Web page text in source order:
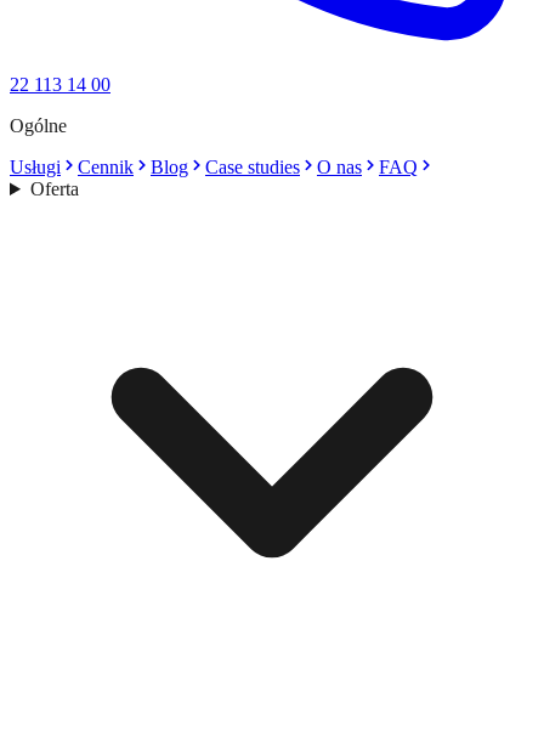
22 113 14 00
Ogólne
Usługi
Cennik Blog Case studies O nas
FAQ
Oferta